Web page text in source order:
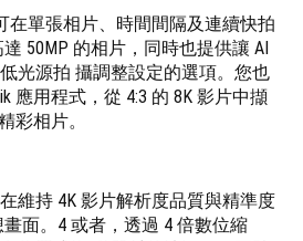
可在單張相片、時間間隔及連續快拍
50MP 的相片，同時也提供讓 AI
光源拍 攝調整設定的選項。您也
應用程式，從 4:3 的 8K 影片中擷
彩相片。
維持 4K 影片解析度品質與精準度
面。4 或者，透過 4 倍數位縮